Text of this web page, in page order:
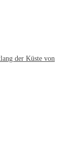
der Küste von